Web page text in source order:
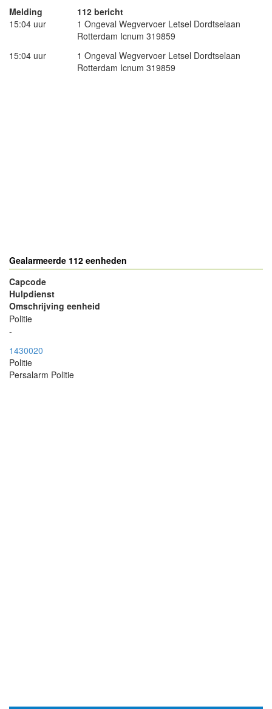
Melding
112 bericht
15:04 uur
1 Ongeval Wegvervoer Letsel Dordtselaan
Rotterdam Icnum 319859
15:04 uur
1 Ongeval Wegvervoer Letsel Dordtselaan
Rotterdam Icnum 319859
Gealarmeerde 112 eenheden
Capcode
Hulpdienst
Omschrijving eenheid
Politie
-
1430020
Politie
Persalarm Politie